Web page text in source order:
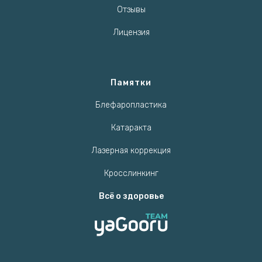
Отзывы
Лицензия
Памятки
Блефаропластика
Катаракта
Лазерная коррекция
Кросслинкинг
Всё о здоровье